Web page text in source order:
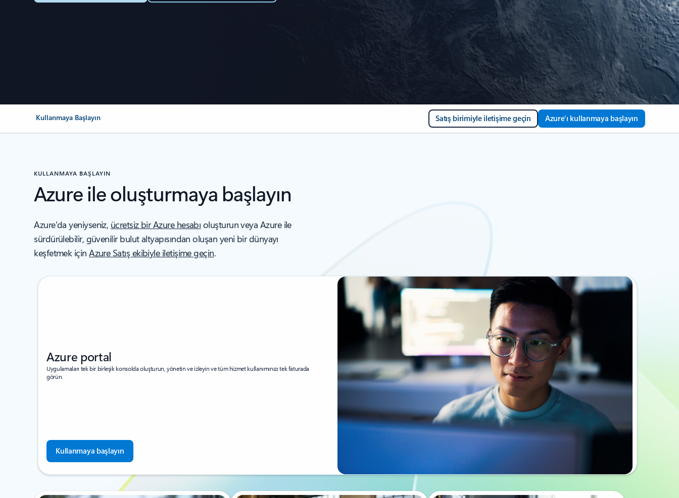
Kullanmaya Başlayın Satış birimiyle iletişime geçin Azure’ı kullanmaya başlayın
KULLANMAYA BAŞLAYIN
Azure ile oluşturmaya başlayın
Azure'da yeniyseniz, ücretsiz bir Azure hesabı oluşturun veya Azure ile
sürdürülebilir, güvenilir bulut altyapısından oluşan yeni bir dünyayı
keşfetmek içinAzure Satış ekibiyle iletişime geçin.
Azure portal
Uygulamaları tek bir birleşik konsolda oluşturun, yönetin ve izleyin ve tüm hizmet kullanımınızı tek faturada
görün.
Kullanmaya başlayın